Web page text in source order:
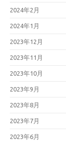
2024年2月
2024年1月
2023年12月
2023年11月
2023年10月
2023年9月
2023年8月
2023年7月
2023年6月